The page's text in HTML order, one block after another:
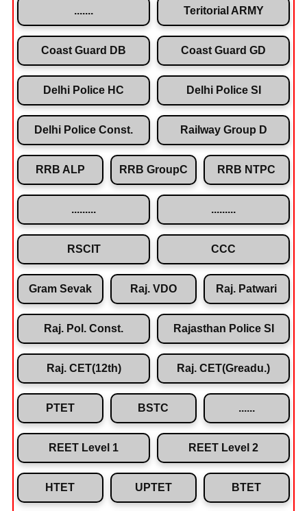
Teritorial ARMY
Coast Guard DB Coast Guard GD
Delhi Police HC Delhi Police SI
Delhi Police Const. Railway Group D
RRB ALP RRB GroupC RRB NTPC
RSCIT CCC
Gram Sevak Raj. VDO Raj. Patwari
Raj. Pol. Const. Rajasthan Police SI
Raj. CET(12th) Raj. CET(Greadu.)
PTET BSTC
REET Level 1 REET Level 2
HTET UPTET BTET